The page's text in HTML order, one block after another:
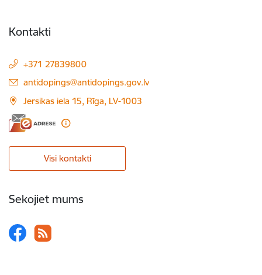
Kontakti
+371 27839800
E-pasts:
antidopings@antidopings.gov.lv
Jersikas iela 15, Rīga, LV-1003
Visi kontakti
Sekojiet mums